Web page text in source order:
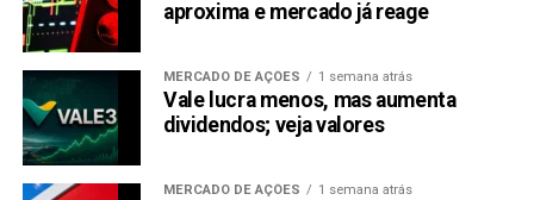
ao crescimento e desempenho de mercado, pois precisa
de menos novo capital injetado para desencadear
aumentos de preço substanciais. Isso porque KANG tem
uma baixa capitalização de mercado de $19,6 milhões. Se
você estiver interessado em uma das principais
criptomoedas, inscreva-se agora para sua pré-venda e
obtenha um bônus de 10%.
aproxima e mercado já reage
MERCADO DE AÇÕES 1 semana atrás
Vale lucra menos, mas aumenta
dividendos; veja valores
MERCADO DE AÇÕES 1 semana atrás